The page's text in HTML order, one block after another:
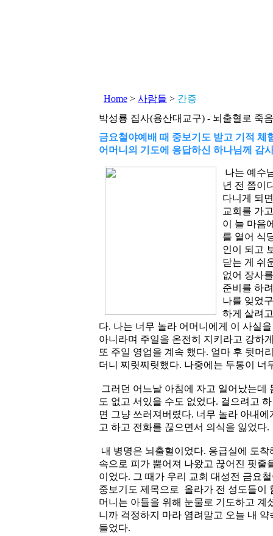
Home > 사람들 > 간증
박성룡 집사(용산대교구) - 뇌출혈로 죽
금요철야예배 때 중보기도 받고 기적 체
어머니의 기도에 응답하신 하나님께 감
나는 예수
년 전 쯤이
다니게 되
교회를 가
이 늘 마음
를 열어 식
인이 되고
닫는 게 쉬
없어 장사
준비를 하
나를 잊었
하게 살려
다. 나는 너무 놀라 어머니에게 이 사실
아니라며 주일을 온전히 지키라고 강하
또 주일 영업을 계속 했다. 얼마 후 뒷머
더니 찌릿찌릿했다. 나중에는 두통이 너
그러던 어느날 아침에 자고 일어났는데
도 없고 서있을 수도 없었다. 걸으려고 하
면 그냥 쓰러져버렸다. 너무 놀라 아내
고 하고 전화를 끊으면서 의식을 잃었다.
내 병명은 뇌출혈이었다. 응급실에 도
속으로 피가 뿜어져 나왔고 끊어진 핏줄
이었다. 그 때가 우리 교회 대성전 금요
중보기도 제목으로 올라가 전 성도들이
머니는 아들을 위해 눈물로 기도하고 계
니까 걱정하지 마라 염려말고 오늘 내
들었다.